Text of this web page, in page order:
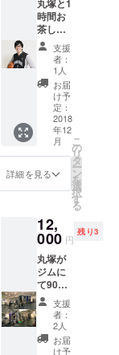
定の動
画をあ
りがた
い事に
寄贈し
て頂き
まし
た。 動
画は1分
程で
す。
丸塚と1
時間お
茶しな
がらバ
スケ
トー
ク。 バ
スケの
事、練
習の
事、ト
レーニ
ングの
事、な
んでも
聞いて
い！ こ
ちら関
西在住
の方で
したら
どちら
でもお
伺い致
しま
す。 関
西圏外
支援
者：
1人
お届
け予
定：
2018
年12
月
詳細を見る
こ
の
リ
タ
ー
ン
を
選
択
す
る
12,
000 円
残り3
丸塚が
ジムに
て90分
パーソ
ナルト
レーニ
ング指
導致し
支援
者：
2人
お届
け予